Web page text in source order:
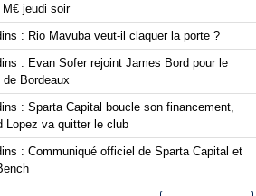
M€ jeudi soir
: Rio Mavuba veut-il claquer la porte ?
: Evan Sofer rejoint James Bord pour le
de Bordeaux
: Sparta Capital boucle son financement,
Lopez va quitter le club
: Communiqué officiel de Sparta Capital et